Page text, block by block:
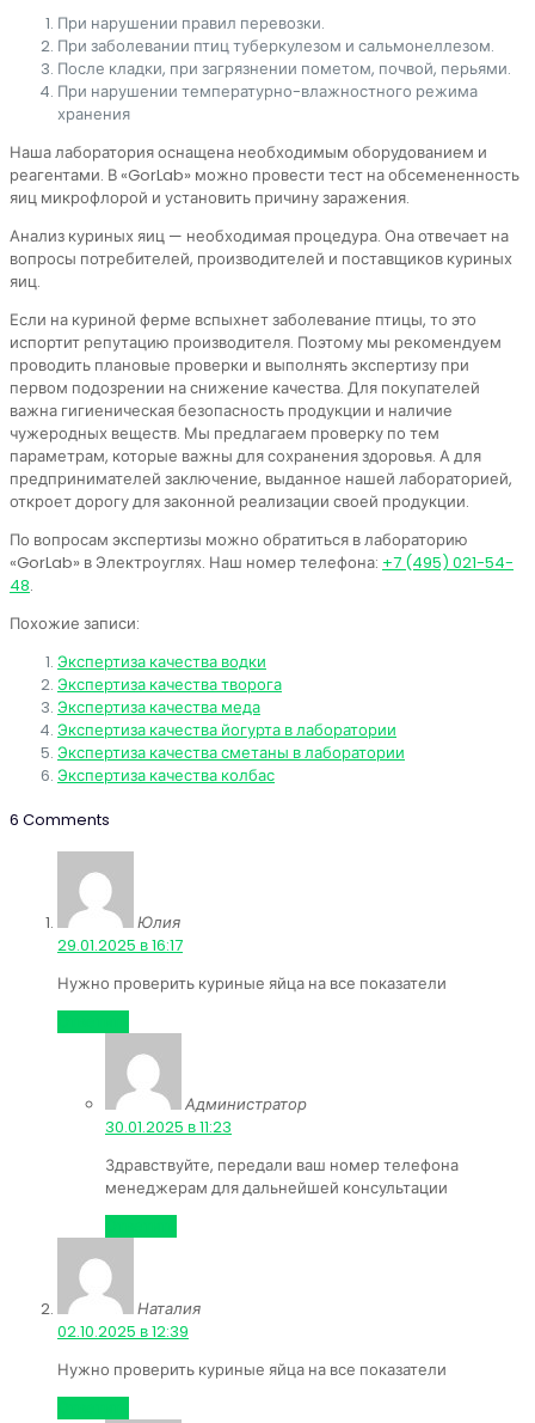
При нарушении правил перевозки.
При заболевании птиц туберкулезом и сальмонеллезом.
После кладки, при загрязнении пометом, почвой, перьями.
При нарушении температурно-влажностного режима
хранения
Наша лаборатория оснащена необходимым оборудованием и
реагентами. В «GorLab» можно провести тест на обсемененность
яиц микрофлорой и установить причину заражения.
Анализ куриных яиц — необходимая процедура. Она отвечает на
вопросы потребителей, производителей и поставщиков куриных
яиц.
Если на куриной ферме вспыхнет заболевание птицы, то это
испортит репутацию производителя. Поэтому мы рекомендуем
проводить плановые проверки и выполнять экспертизу при
первом подозрении на снижение качества. Для покупателей
важна гигиеническая безопасность продукции и наличие
чужеродных веществ. Мы предлагаем проверку по тем
параметрам, которые важны для сохранения здоровья. А для
предпринимателей заключение, выданное нашей лабораторией,
откроет дорогу для законной реализации своей продукции.
По вопросам экспертизы можно обратиться в лабораторию
«GorLab» в Электроуглях. Наш номер телефона: +7 (495) 021-54-
48.
Похожие записи:
Экспертиза качества водки
Экспертиза качества творога
Экспертиза качества меда
Экспертиза качества йогурта в лаборатории
Экспертиза качества сметаны в лаборатории
Экспертиза качества колбас
6 Comments
Юлия
29.01.2025 в 16:17
Нужно проверить куриные яйца на все показатели
Администратор
30.01.2025 в 11:23
Здравствуйте, передали ваш номер телефона
менеджерам для дальнейшей консультации
Наталия
02.10.2025 в 12:39
Нужно проверить куриные яйца на все показатели